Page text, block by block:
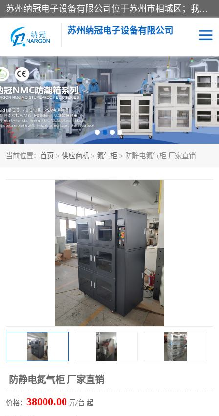
苏州纳冠电子设备有限公司位于苏州市相城区；我司依托国外先进技术结合国内用户的需求，为客户提供具有WMS功能的超低湿快速除湿电子防潮，压缩空气连续干燥柜、智能物料管理氮气储物柜、自制氮氮气柜、防潮氮气组合柜、不锈钢洁净氮气柜、洁净储物柜、石墨舟柜、亮灯导引丝网板存储柜、PCB柔性板气密干燥柜等
苏州纳冠电子设备有限公司
当前位置： 首页 > 供应商机 > 氮气柜 > 防静电氮气柜 厂家直销
防静电氮气柜 厂家直销
价格： 38000.00 元/台 起
电子防潮箱 氮气柜
智能料架 干燥箱